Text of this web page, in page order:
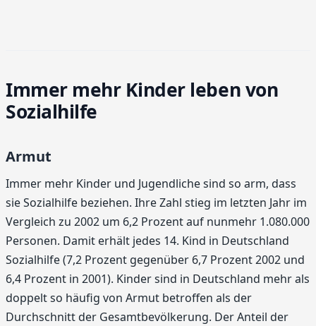
Immer mehr Kinder leben von
Sozialhilfe
Armut
Immer mehr Kinder und Jugendliche sind so arm, dass
sie Sozialhilfe beziehen. Ihre Zahl stieg im letzten Jahr im
Vergleich zu 2002 um 6,2 Prozent auf nunmehr 1.080.000
Personen. Damit erhält jedes 14. Kind in Deutschland
Sozialhilfe (7,2 Prozent gegenüber 6,7 Prozent 2002 und
6,4 Prozent in 2001). Kinder sind in Deutschland mehr als
doppelt so häufig von Armut betroffen als der
Durchschnitt der Gesamtbevölkerung. Der Anteil der